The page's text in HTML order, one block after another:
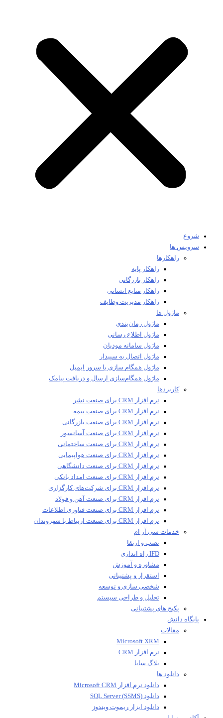
شروع
سرویس ها
راهکارها
راهکار پایه
راهکار بازرگانی
راهکار منابع انسانی
راهکار مدیریت وظایف
ماژول ها
ماژول زمان‌بندی
ماژول اطلاع رسانی
ماژول سامانه مودیان
ماژول اتصال به سپیدار
ماژول همگام سازی با سرور ایمیل
ماژول همگام‌سازی ارسال و دریافت پیامک
کاربردها
نرم افزار CRM برای صنعت نشر
نرم افزار CRM برای صنعت بیمه
نرم افزار CRM برای صنعت بازرگانی
نرم افزار CRM برای صنعت آسانسور
نرم افزار CRM برای صنعت ساختمانی
نرم افزار CRM برای صنعت هواپیمایی
نرم افزار CRM برای صنعت دانشگاهی
نرم افزار CRM برای صنعت امداد بانکی
نرم افزار CRM برای شرکت‌های کارگزاری
نرم افزار CRM برای صنعت آهن و فولاد
نرم افزار CRM برای صنعت فناوری اطلاعات
نرم افزار CRM برای صنعت ارتباط با شهروندان
خدمات سی آر ام
نصب و ارتقا
IFD راه اندازی
مشاوره و آموزش
استقرار و پشتیبانی
شخصی سازی و توسعه
تحلیل و طراحی سیستم
پکیج های پشتیبانی
پایگاه دانش
مقالات
Microsoft XRM
نرم افزار CRM
بلاگ سایا
دانلود ها
دانلود نرم افزار Microsoft CRM
دانلود SQL Server (SSMS)
دانلود ابزار ریموت ویندوز